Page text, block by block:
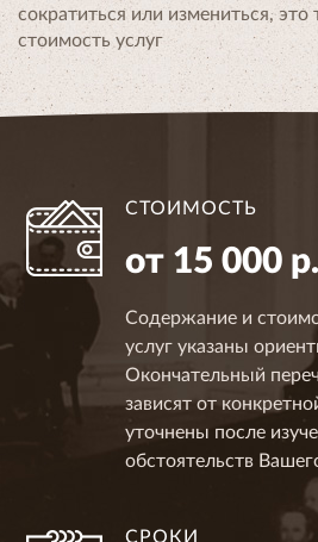
сократиться или измениться, это
стоимость услуг
СТОИМОСТЬ
от 15 000 р.
Содержание и
услуг указаны
Окончательный
зависят от
уточнены после
обстоятельств
СРОКИ